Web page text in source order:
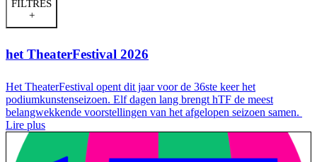
FILTRES
+
het TheaterFestival 2026
Het TheaterFestival opent dit jaar voor de 36ste keer het
podiumkunstenseizoen. Elf dagen lang brengt hTF de meest
belangwekkende voorstellingen van het afgelopen seizoen samen.
Lire plus